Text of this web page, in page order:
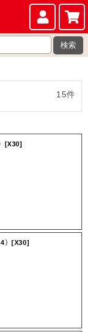
検索
15件
[X30]
〉[X30]